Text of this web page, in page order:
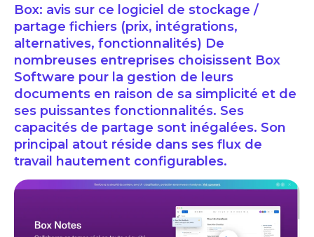
Box: avis sur ce logiciel de stockage /
partage fichiers (prix, intégrations,
alternatives, fonctionnalités) De
nombreuses entreprises choisissent Box
Software pour la gestion de leurs
documents en raison de sa simplicité et de
ses puissantes fonctionnalités. Ses
capacités de partage sont inégalées. Son
principal atout réside dans ses flux de
travail hautement configurables.